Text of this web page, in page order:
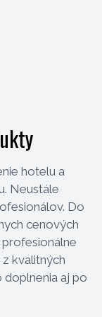
hotelu a
Neustále
Do
cenových
kvalitných
aj po